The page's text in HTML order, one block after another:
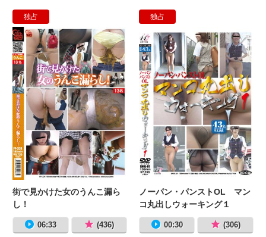
独占
街で見かけた女のうんこ漏ら
し！
06:33 (436)
独占
ノーパン・パンストOL マン
コ丸出しウォーキング１
00:30 (306)